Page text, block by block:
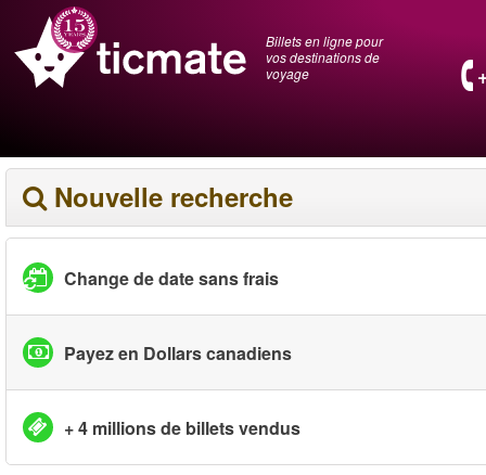
Billets en ligne pour
vos destinations de
voyage
Nouvelle recherche
Change de date sans frais
Payez en Dollars canadiens
+ 4 millions de billets vendus